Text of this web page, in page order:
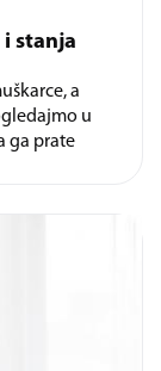
stanja
a
u
ga prate